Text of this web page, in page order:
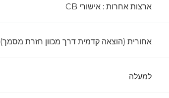
ארצות אחרות : אישורי CB
אחורית (הוצאה קדמית דרך מכוון חזרת מסמך)
למעלה